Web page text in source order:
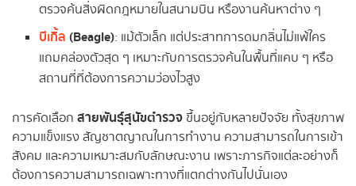
ตรวจค้นสิ่งผิดกฎหมายในสนามบิน หรืองานค้นหาต่าง ๆ
บีเกิ้ล(Beagle): แม้ตัวเล็ก แต่ประสาทการดมกลิ่นไม่แพ้ใคร
แถมคล่องตัวสุด ๆ เหมาะกับการตรวจค้นในพื้นที่แคบ ๆ หรือ
สถานที่ที่ต้องการความว่องไวสูง
การคัดเลือก สายพันธุ์สุนัขตำรวจ ขึ้นอยู่กับหลายปัจจัย ทั้งสุขภาพ
ความแข็งแรง สัญชาตญาณในการทำงาน ความสามารถในการเข้า
สังคม และความเหมาะสมกับลักษณะงาน เพราะภารกิจแต่ละอย่างก็
ต้องการความสามารถเฉพาะทางที่แตกต่างกันไปนั่นเอง